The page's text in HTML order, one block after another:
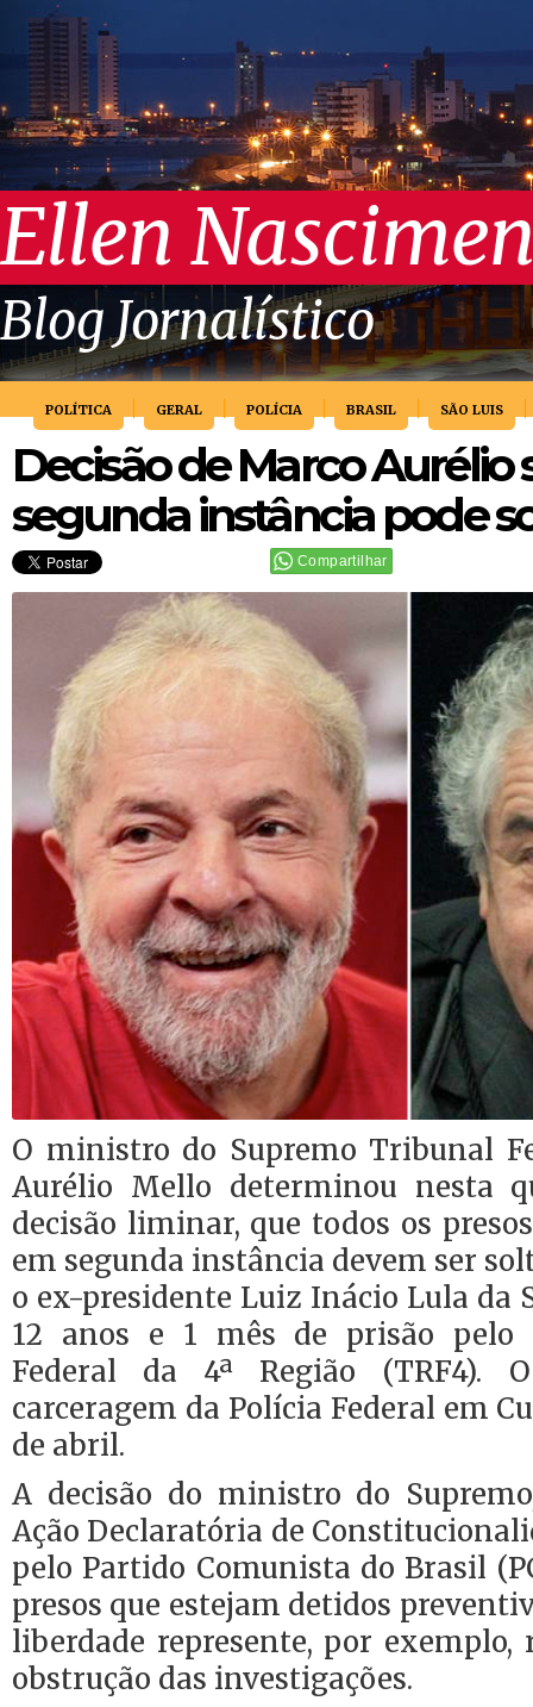
Ellen
Blog Jornalístico
POLÍTICA GERAL POLÍCIA BRASIL SÃO LUIS
Decisão de Marco Aurélio
segunda instância pode
Compartilhar
O ministro do Supremo Tribunal
Aurélio Mello determinou nesta
decisão liminar, que todos os
em segunda instância devem ser
o ex-presidente Luiz Inácio Lula da
12 anos e 1 mês de prisão pelo
Federal da 4ª Região (TRF4).
carceragem da Polícia Federal em
de abril.
A decisão do ministro do
Ação Declaratória de
pelo Partido Comunista do Brasil
presos que estejam detidos
liberdade represente, por exemplo,
obstrução das investigações.